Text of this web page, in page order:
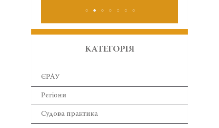
КАТЕГОРІЯ
ЄРАУ
Регіони
Cудова практика